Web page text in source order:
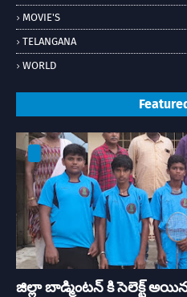
MOVIE'S
TELANGANA
WORLD
జిల్లా బాడ్మింటన్ కి సెలెక్ట్